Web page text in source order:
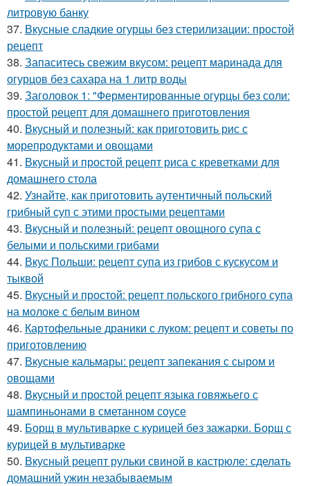
литровую банку
37. Вкусные сладкие огурцы без стерилизации: простой
рецепт
38. Запаситесь свежим вкусом: рецепт маринада для
огурцов без сахара на 1 литр воды
39. Заголовок 1: "Ферментированные огурцы без соли:
простой рецепт для домашнего приготовления
40. Вкусный и полезный: как приготовить рис с
морепродуктами и овощами
41. Вкусный и простой рецепт риса с креветками для
домашнего стола
42. Узнайте, как приготовить аутентичный польский
грибный суп с этими простыми рецептами
43. Вкусный и полезный: рецепт овощного супа с
белыми и польскими грибами
44. Вкус Польши: рецепт супа из грибов с кускусом и
тыквой
45. Вкусный и простой: рецепт польского грибного супа
на молоке с белым вином
46. Картофельные драники с луком: рецепт и советы по
приготовлению
47. Вкусные кальмары: рецепт запекания с сыром и
овощами
48. Вкусный и простой рецепт языка говяжьего с
шампиньонами в сметанном соусе
49. Борщ в мультиварке с курицей без зажарки. Борщ с
курицей в мультиварке
50. Вкусный рецепт рульки свиной в кастрюле: сделать
домашний ужин незабываемым